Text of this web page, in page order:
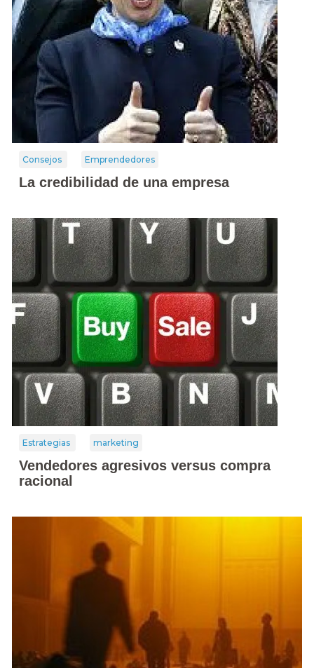
Consejos Emprendedores
La credibilidad de una empresa
Estrategias marketing
Vendedores agresivos versus compra
racional